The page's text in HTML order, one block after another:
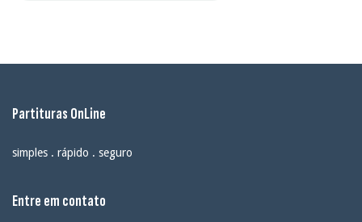
Partituras OnLine
simples . rápido . seguro
Entre em contato